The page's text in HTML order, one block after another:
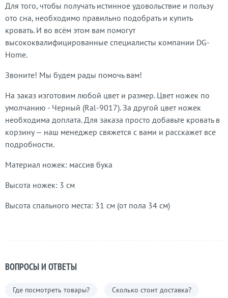
Для того, чтобы получать истинное удовольствие и пользу
ото сна, необходимо правильно подобрать и купить
кровать. И во всём этом вам помогут
высококвалифицированные специалисты компании DG-
Home.
Звоните! Мы будем рады помочь вам!
На заказ изготовим любой цвет и размер. Цвет ножек по
умолчанию - Черный (Ral-9017). За другой цвет ножек
необходима доплата. Для заказа просто добавьте кровать в
корзину — наш менеджер свяжется с вами и расскажет все
подробности.
Материал ножек: массив бука
Высота ножек: 3 см
Высота спального места: 31 см (от пола 34 см)
ВОПРОСЫ И ОТВЕТЫ
Где посмотреть товары? Сколько стоит доставка?